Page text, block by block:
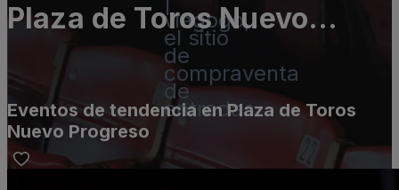
viagogo,
el sitio
de
compraventa
de
entradas
Plaza de Toros Nuevo
Progreso
Eventos de tendencia en Plaza de Toros
Nuevo Progreso